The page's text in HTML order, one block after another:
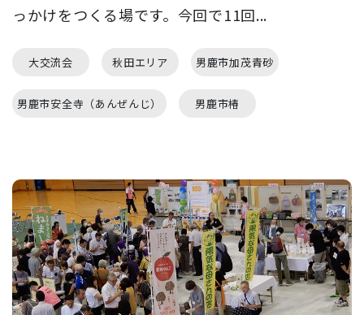
っかけをつくる場です。今回で11回...
大交流会 秋田エリア 男鹿市加茂青砂
男鹿市安全寺（あんぜんじ） 男鹿市椿